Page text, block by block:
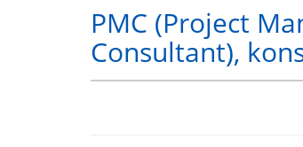
PMC (Project
Consultant),